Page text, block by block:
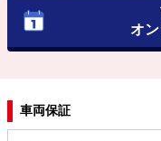
オ
車両保証